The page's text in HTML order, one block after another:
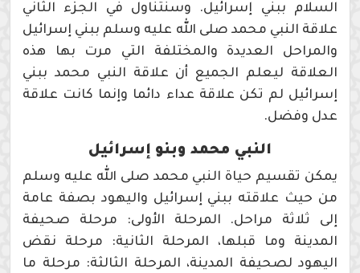
السلام ببني إسرائيل. وسنتناول في الجزء الثاني
علاقة النبي محمد صلى الله عليه وسلم ببني إسرائيل
والمراحل العديدة والمختلفة التي مرت بها هذه
العلاقة ليعلم الجميع أن علاقة النبي محمد ببني
إسرائيل لم تكن علاقة عداء دائما وإنما كانت علاقة
عدل وفضل.
النبي محمد وبنو إسرائيل
يمكن تقسيم حياة النبي محمد صلى الله عليه وسلم
من حيث علاقته ببني إسرائيل واليهود بصفة عامة
إلى ثلاثة مراحل. المرحلة الأولى: مرحلة صحيفة
المدينة وما قبلها، المرحلة الثانية: مرحلة نقض
اليهود لصحيفة المدينة، المرحلة الثالثة: مرحلة ما